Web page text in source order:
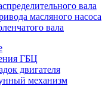
вала
масляного насоса
вала
ГБЦ
двигателя
механизм